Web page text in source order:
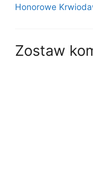
Honorowe
Zostaw